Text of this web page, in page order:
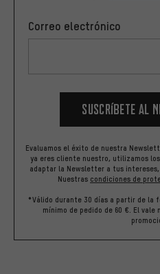
Correo electrónico
Suscríbete al
Evaluamos el éxito de nuestra
ya eres cliente nuestro, utilizamos
adaptar la Newsletter a tus
Nuestras condiciones de
*Válido durante 30 días a partir de la
mínimo de pedido de 60 €. El